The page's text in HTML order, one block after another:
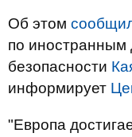
Об этом
по иностранным
безопасности
информирует
"Европа